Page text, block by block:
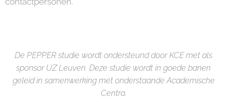
De PEPPER studie wordt ondersteund door KCE met als
sponsor UZ Leuven. Deze studie wordt in goede banen
geleid in samenwerking met onderstaande Academische
Centra.